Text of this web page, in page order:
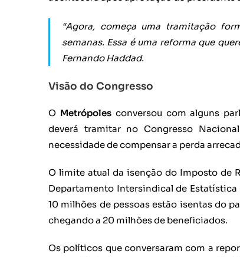
“Agora, começa uma tramitação
semanas. Essa é uma reforma que
Fernando Haddad.
Visão do Congresso
O Metrópolesconversou com alguns
deverá tramitar no Congresso
necessidade de compensar a perda
O limite atual da isenção do Imposto de
Departamento Intersindical de Estatística
10 milhões de pessoas estão isentas do
chegando a 20 milhões de beneficiados.
Os políticos que conversaram com a